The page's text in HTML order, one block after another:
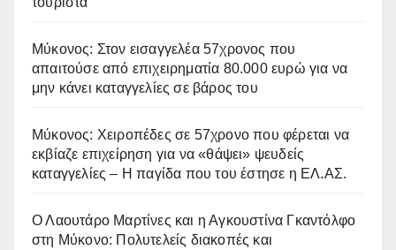
Μύκονος: Στον εισαγγελέα 57χρονος που
απαιτούσε από επιχειρηματία 80.000 ευρώ για να
μην κάνει καταγγελίες σε βάρος του
Μύκονος: Χειροπέδες σε 57χρονο που φέρεται να
εκβίαζε επιχείρηση για να «θάψει» ψευδείς
καταγγελίες – Η παγίδα που του έστησε η ΕΛ.ΑΣ.
Ο Λαουτάρο Μαρτίνες και η Αγκουστίνα Γκαντόλφο
στη Μύκονο: Πολυτελείς διακοπές και